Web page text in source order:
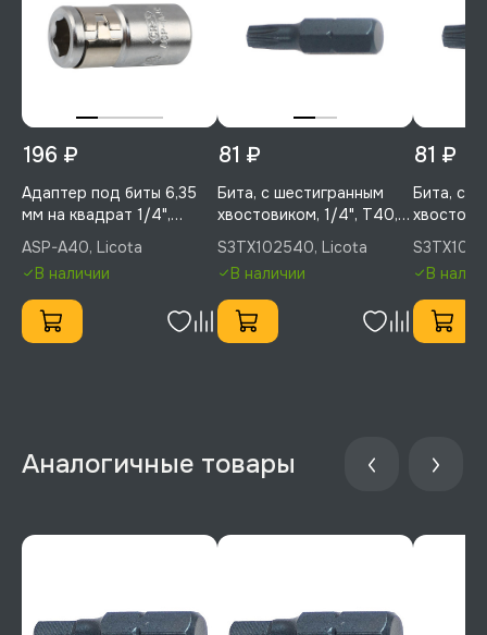
196 ₽
Адаптер под биты 6,35
мм на квадрат 1/4",
Licota, ASP-A40
ASP-A40, Licota
В наличии
81 ₽
Бита, с шестигранным
хвостовиком, 1/4", T40,
25 мм, усиленная, 1 шт,
Licota, S3TX102540
S3TX102540, Licota
В наличии
81 ₽
Бита, с
25 мм,
Licota,
В